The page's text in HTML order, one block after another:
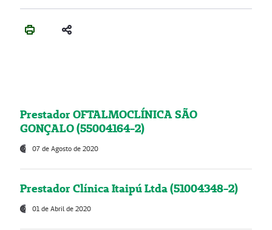
Prestador OFTALMOCLÍNICA SÃO
GONÇALO (55004164-2)
07 de Agosto de 2020
Prestador Clínica Itaipú Ltda (51004348-2)
01 de Abril de 2020